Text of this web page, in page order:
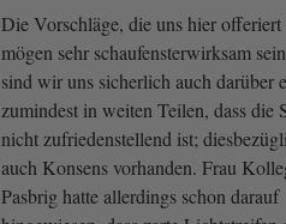
Die Vorschläge, die uns hier
mögen sehr schaufensterwirksam
sind wir uns sicherlich auch darüber
zumindest in weiten Teilen, dass die
nicht zufriedenstellend ist;
auch Konsens vorhanden. Frau
Pasbrig hatte allerdings schon darauf